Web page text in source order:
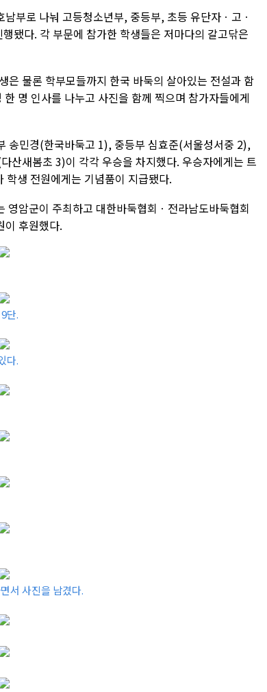
부로 나눠 고등청소년부, 중등부, 초등 유단자ㆍ고ㆍ
됐다. 각 부문에 참가한 학생들은 저마다의 갈고닦은
은 물론 학부모들까지 한국 바둑의 살아있는 전설과 함
명 인사를 나누고 사진을 함께 찍으며 참가자들에게
송민경(한국바둑고 1), 중등부 심효준(서울성서중 2),
산새봄초 3)이 각각 우승을 차지했다. 우승자에게는 트
생 전원에게는 기념품이 지급됐다.
암군이 주최하고 대한바둑협회ㆍ전라남도바둑협회
이 후원했다.
단.
다.
서 사진을 남겼다.